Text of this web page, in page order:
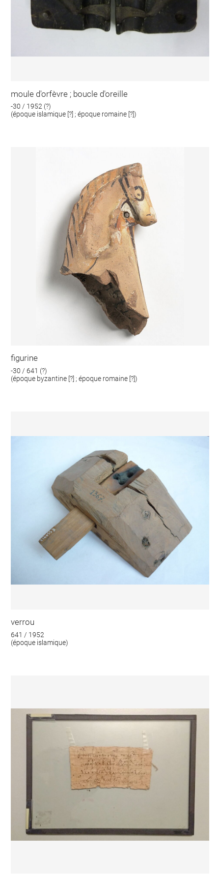
moule d'orfèvre ; boucle d'oreille
-30 / 1952 (?)
(époque islamique [?] ; époque romaine [?])
figurine
-30 / 641 (?)
(époque byzantine [?] ; époque romaine [?])
verrou
641 / 1952
(époque islamique)